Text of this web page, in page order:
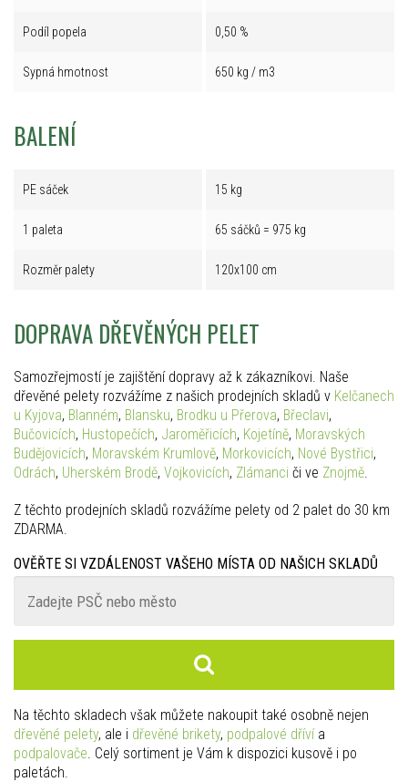
Podíl popela 0,50 %
Sypná hmotnost 650 kg / m3
BALENÍ
PE sáček 15 kg
1 paleta 65 sáčků = 975 kg
Rozměr palety 120x100 cm
DOPRAVA DŘEVĚNÝCH PELET
Samozřejmostí je zajištění dopravy až k zákazníkovi. Naše
dřevěné pelety rozvážíme z našich prodejních skladů v Kelčanech
u Kyjova, Blanném, Blansku, Brodku u Přerova, Břeclavi,
Bučovicích, Hustopečích, Jaroměřicích, Kojetíně, Moravských
Budějovicích, Moravském Krumlově, Morkovicích, Nové Bystřici,
Odrách, Uherském Brodě, Vojkovicích, Zlámanci či ve Znojmě.
Z těchto prodejních skladů rozvážíme pelety od 2 palet do 30 km
ZDARMA.
OVĚŘTE SI VZDÁLENOST VAŠEHO MÍSTA OD NAŠICH SKLADŮ
Na těchto skladech však můžete nakoupit také osobně nejen
dřevěné pelety, ale i dřevěné brikety, podpalové dřívía
podpalovače. Celý sortiment je Vám k dispozici kusově i po
paletách.